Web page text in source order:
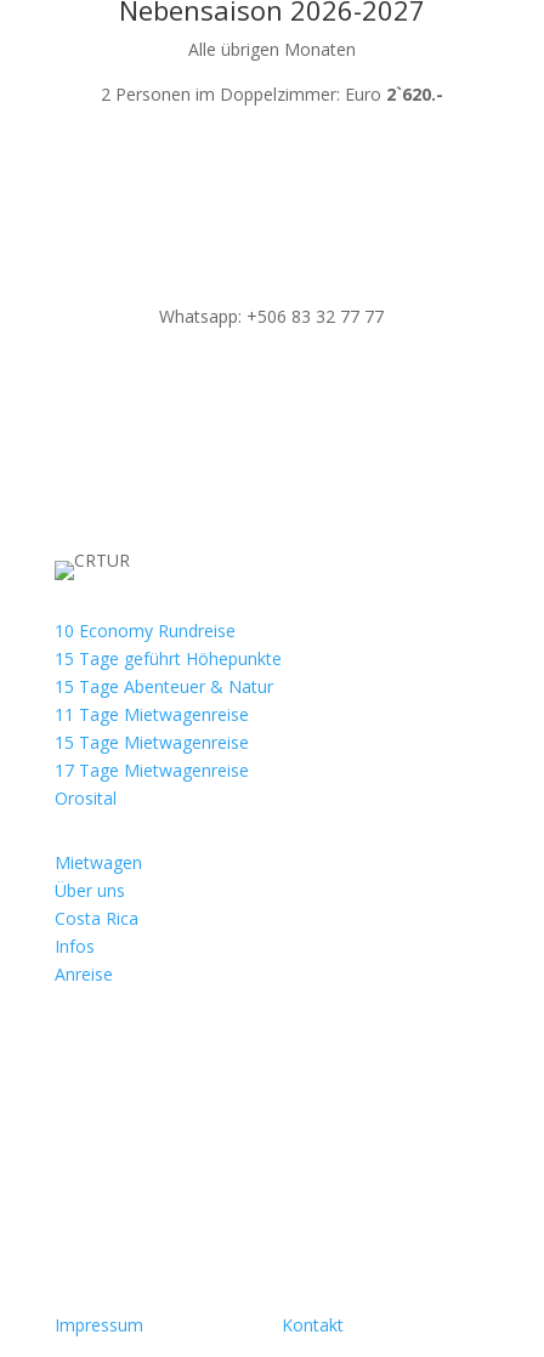
Nebensaison 2026-2027
Alle übrigen Monaten
2 Personen im Doppelzimmer: Euro 2`620.-
Whatsapp: +506 83 32 77 77
10 Economy Rundreise
15 Tage geführt Höhepunkte
15 Tage Abenteuer & Natur
11 Tage Mietwagenreise
15 Tage Mietwagenreise
17 Tage Mietwagenreise
Orosital
Mietwagen
Über uns
Costa Rica
Infos
Anreise
Impressum Kontakt